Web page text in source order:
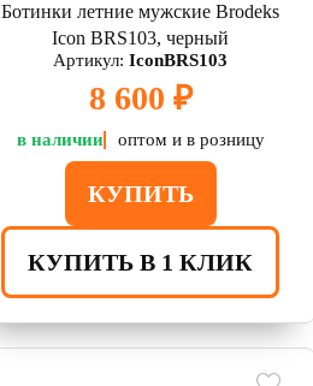
Ботинки летние мужские Brodeks
Icon BRS103, черный
Артикул:IconBRS103
8 600 ₽
в наличии оптом и в розницу
КУПИТЬ
КУПИТЬ В 1 КЛИК